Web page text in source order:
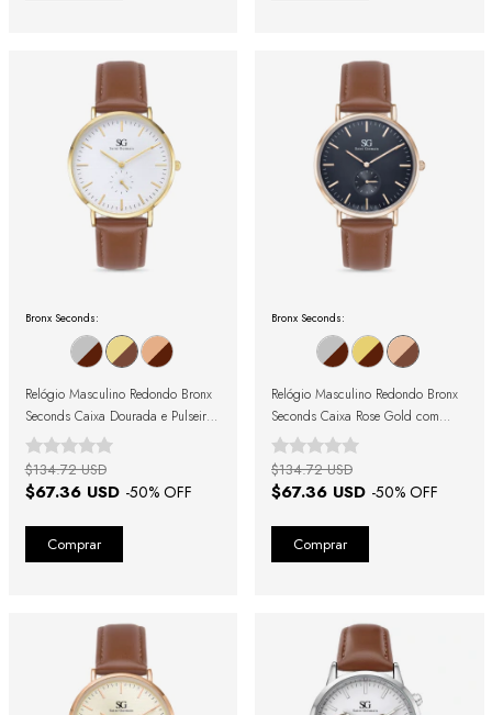
Bronx Seconds:
Relógio Masculino Redondo Bronx
Seconds Caixa Dourada e Pulseira
de Couro Marrom
$67.36 USD -50% OFF
$134.72 USD
Bronx Seconds:
Relógio Masculino Redondo Bronx
Seconds Caixa Rose Gold com
Fundo Preto e Pulseira de Couro
Marrom
$67.36 USD -50% OFF
$134.72 USD